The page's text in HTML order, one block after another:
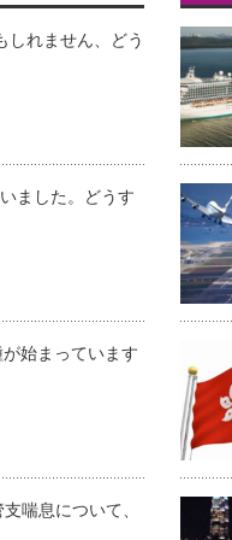
れません、どう
ました。どうす
始まっています
喘息について、